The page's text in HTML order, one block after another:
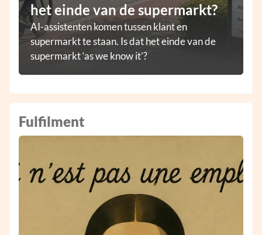
het einde van de supermarkt?
AI-assistenten komen tussen klant en
supermarkt te staan. Is dat het einde van de
supermarkt ‘as we know it’?
Fulfilment